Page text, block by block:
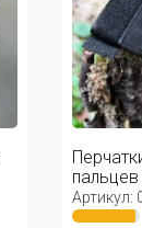
Black
Артикул: